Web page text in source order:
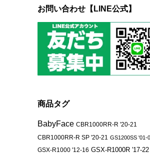
お問い合わせ【LINE公式】
商品タグ
BabyFace CBR1000RR-R '20-21
CBR1000RR-R SP '20-21
GS1200SS '01-
GSX-R1000 '12-16 GSX-R1000R '17-22